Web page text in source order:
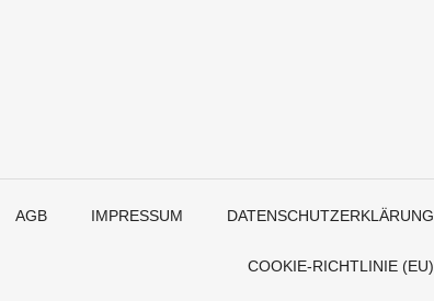
AGB IMPRESSUM DATENSCHUTZERKLÄRUNG
COOKIE-RICHTLINIE (EU)